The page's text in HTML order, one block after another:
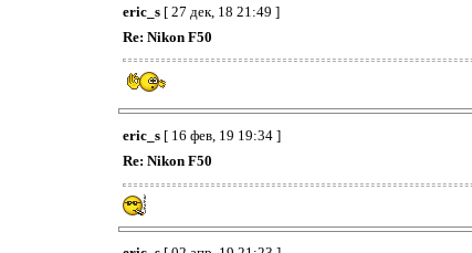
eric_s [ 27 дек, 18 21:49 ]
Re: Nikon F50
eric_s [ 16 фев, 19 19:34 ]
Re: Nikon F50